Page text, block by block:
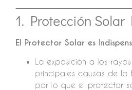
1. Protección Solar
El Protector Solar es
La exposición a los
principales causas de la
por lo que el protector